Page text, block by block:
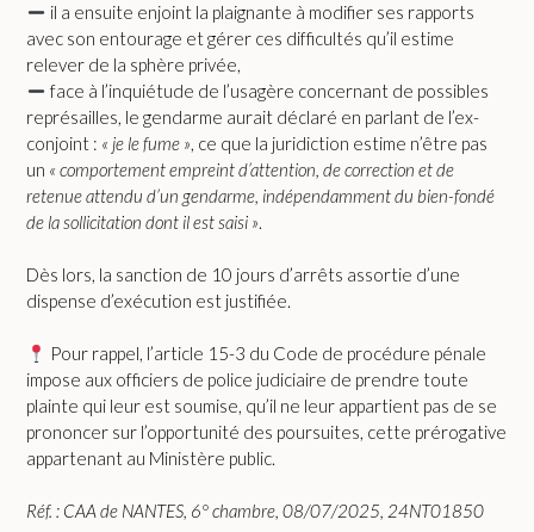
il a ensuite enjoint la plaignante à modifier ses rapports
avec son entourage et gérer ces difficultés qu’il estime
relever de la sphère privée,
face à l’inquiétude de l’usagère concernant de possibles
représailles, le gendarme aurait déclaré en parlant de l’ex-
conjoint : « je le fume », ce que la juridiction estime n’être pas
un « comportement empreint d’attention, de correction et de
retenue attendu d’un gendarme, indépendamment du bien-fondé
de la sollicitation dont il est saisi ».
Dès lors, la sanction de 10 jours d’arrêts assortie d’une
dispense d’exécution est justifiée.
Pour rappel, l’article 15-3 du Code de procédure pénale
impose aux officiers de police judiciaire de prendre toute
plainte qui leur est soumise, qu’il ne leur appartient pas de se
prononcer sur l’opportunité des poursuites, cette prérogative
appartenant au Ministère public.
Réf. : CAA de NANTES, 6° chambre, 08/07/2025, 24NT01850